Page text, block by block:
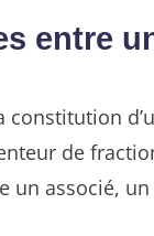
entre
de
un associé,